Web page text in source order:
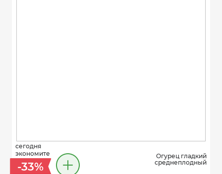
сегодня
экономите
-33%
Огурец гладкий
среднеплодный